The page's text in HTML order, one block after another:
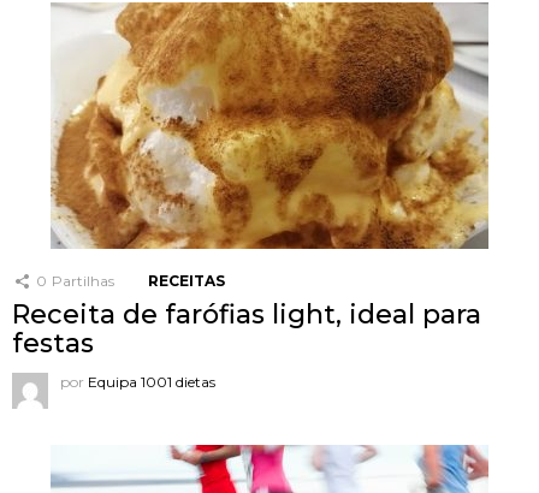
0 Partilhas RECEITAS
Receita de farófias light, ideal para
festas
por Equipa 1001 dietas